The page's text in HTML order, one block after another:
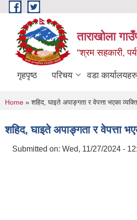
Skip to main content
ताराखोला
“श्रम सहकारी,
गृहपृष्ठ परिचय वडा कार्यालयहरु
You are here
Home » शहिद, घाइते अपाङ्गता र वेपत्ता भएका
शहिद, घाइते अपाङ्गता र वेपत्ता
Submitted on: Wed, 11/27/2024 -